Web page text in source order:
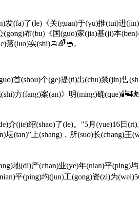
(fa)了(le)《关(guan)于(yu)推(tui)进
布(bu)《国(guo)家(jia)基(ji)本
落(luo)实(shi)🥧🌈🥣。
首(shou)个(ge)提(ti)出(chu)禁(jin)售
方(fang)案(an)》明(ming)确
(jie)绍(shao)了(le)。”5月(yue)16日
(tan)”上(shang)，所(suo)长(chang)王
(di)产(chan)业(ye)年(nian)平(ping)
平(ping)均(jun)工(gong)资(zi)为